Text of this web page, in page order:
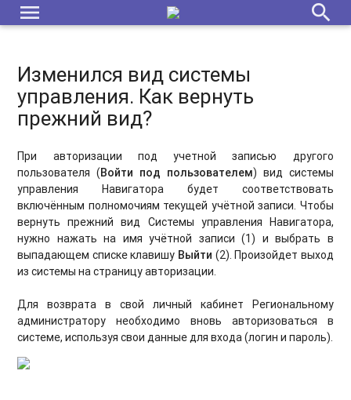
menu
Инструкция по заполнению текущего норматива в
Подготовка к переходу и переход на новый 2026/2027
учебный год в Навигаторе
Модуль «Обучающиеся»: функционал и структура
ВАЖНО! Заключение соглашений в системе СОЦЗАКАЗА на
новый финансовый год (ознакомиться Администраторам
региона и муниципалитетов)
Переход на новый финансовый 2025 год. План технических
мероприятий в Навигаторе [дорожная карта]
Механизм удаления персональных данных пользователей
и детей
Переход на новый финансовый 2026 год. План технических
мероприятий в Навигаторе [дорожная карта]
Модуль "Карточки учреждений" для администратора
search
Изменился вид системы
управления. Как вернуть
прежний вид?
При авторизации под учетной записью другого
пользователя (Войти под пользователем) вид системы
управления Навигатора будет соответствовать
включённым полномочиям текущей учётной записи. Чтобы
вернуть прежний вид Системы управления Навигатора,
нужно нажать на имя учётной записи (1) и выбрать в
выпадающем списке клавишу Выйти (2). Произойдет выход
из системы на страницу авторизации.
Для возврата в свой личный кабинет Региональному
администратору необходимо вновь авторизоваться в
системе, используя свои данные для входа (логин и пароль).